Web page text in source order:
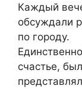
Каждый
обсуждали
по городу.
счастье,